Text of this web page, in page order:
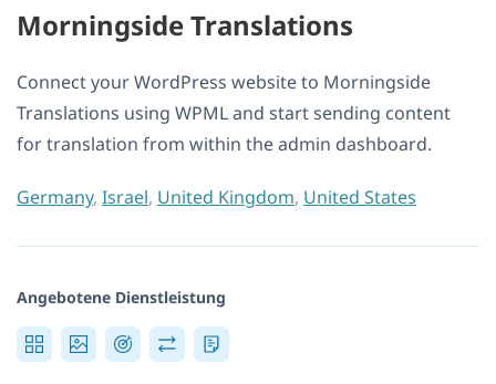
Morningside Translations
Connect your WordPress website to Morningside
Translations using WPML and start sending content
for translation from within the admin dashboard.
Germany, Israel, United Kingdom, United States
Angebotene Dienstleistung